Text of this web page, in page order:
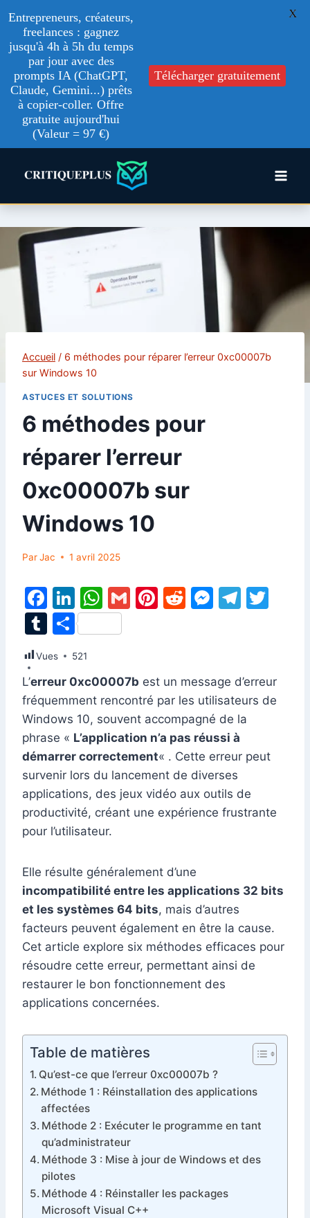
Accueil / 6 méthodes pour réparer l’erreur 0xc00007b
sur Windows 10
ASTUCES ET SOLUTIONS
6 méthodes pour
réparer l’erreur
0xc00007b sur
Windows 10
ParJac 1 avril 2025
F
a
c
e
b
o
o
k
Li
n
k
e
dI
n
W
h
at
A
p
p
G
Pi
st
R
t
M
e
n
g
er
T
a
m
T
m
bl
r
P
ar
ta
g
er
Vues 521
L’erreur 0xc00007b est un message d’erreur
fréquemment rencontré par les utilisateurs de
Windows 10, souvent accompagné de la
phrase « L’application n’a pas réussi à
démarrer correctement« . Cette erreur peut
survenir lors du lancement de diverses
applications, des jeux vidéo aux outils de
productivité, créant une expérience frustrante
pour l’utilisateur.
Elle résulte généralement d’une
incompatibilité entre les applications 32 bits
et les systèmes 64 bits, mais d’autres
facteurs peuvent également en être la cause.
Cet article explore six méthodes efficaces pour
résoudre cette erreur, permettant ainsi de
restaurer le bon fonctionnement des
applications concernées.
Table de matières
Qu’est-ce que l’erreur 0xc00007b ?
Méthode 1 : Réinstallation des applications
affectées
Méthode 2 : Exécuter le programme en tant
qu’administrateur
Méthode 3 : Mise à jour de Windows et des
pilotes
Méthode 4 : Réinstaller les packages
Microsoft Visual C++
Entrepreneurs, créateurs,
freelances : gagnez
jusqu'à 4h à 5h du temps
par jour avec des
prompts IA (ChatGPT,
Claude, Gemini...) prêts
à copier-coller. Offre
gratuite aujourd'hui
(Valeur = 97 €)
Télécharger gratuitement
X